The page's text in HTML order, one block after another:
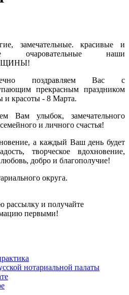
замечательные. красивые и
очаровательные наши
поздравляем Вас с
прекрасным праздником
и красоты - 8 Марта.
Вам улыбок, замечательного
и личного счастья!
а каждый Ваш день будет
творческое вдохновение,
добро и благополучие!
округа.
рассылку и получайте
первыми!
нотариальной палаты